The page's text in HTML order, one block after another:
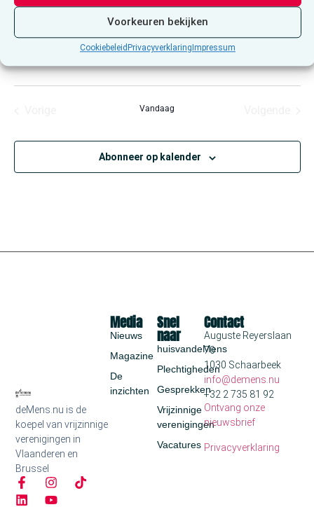
Voorkeuren bekijken
Cookiebeleid Privacyverklaring Impressum
Indian Summer: Buurtluck
Hertogensite Tienen
Vandaag
Abonneer op kalender
deMens.nu is de
koepel van vrijzinnige
verenigingen in
Vlaanderen en
Brussel
Snel
naar
huisvandeMens
Plechtigheden
Gesprekken
Vrijzinnige
verenigingen
Vacatures
Media
Nieuws
Magazine
De
inzichten
Contact
Auguste Reyerslaan
70
1030 Schaarbeek
info@demens.nu
+32 2 735 81 92
Ontvang onze
nieuwsbrief
Privacyverklaring